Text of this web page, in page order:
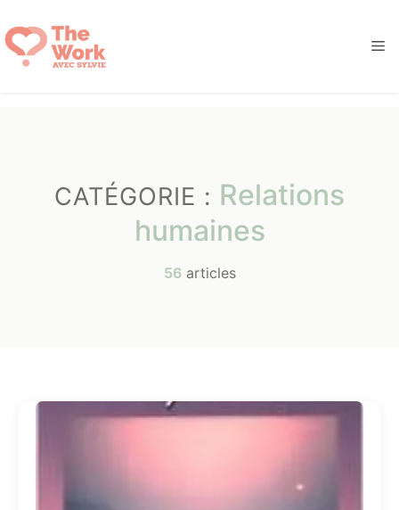
au
contenu
CATÉGORIE : Relations
humaines
56articles